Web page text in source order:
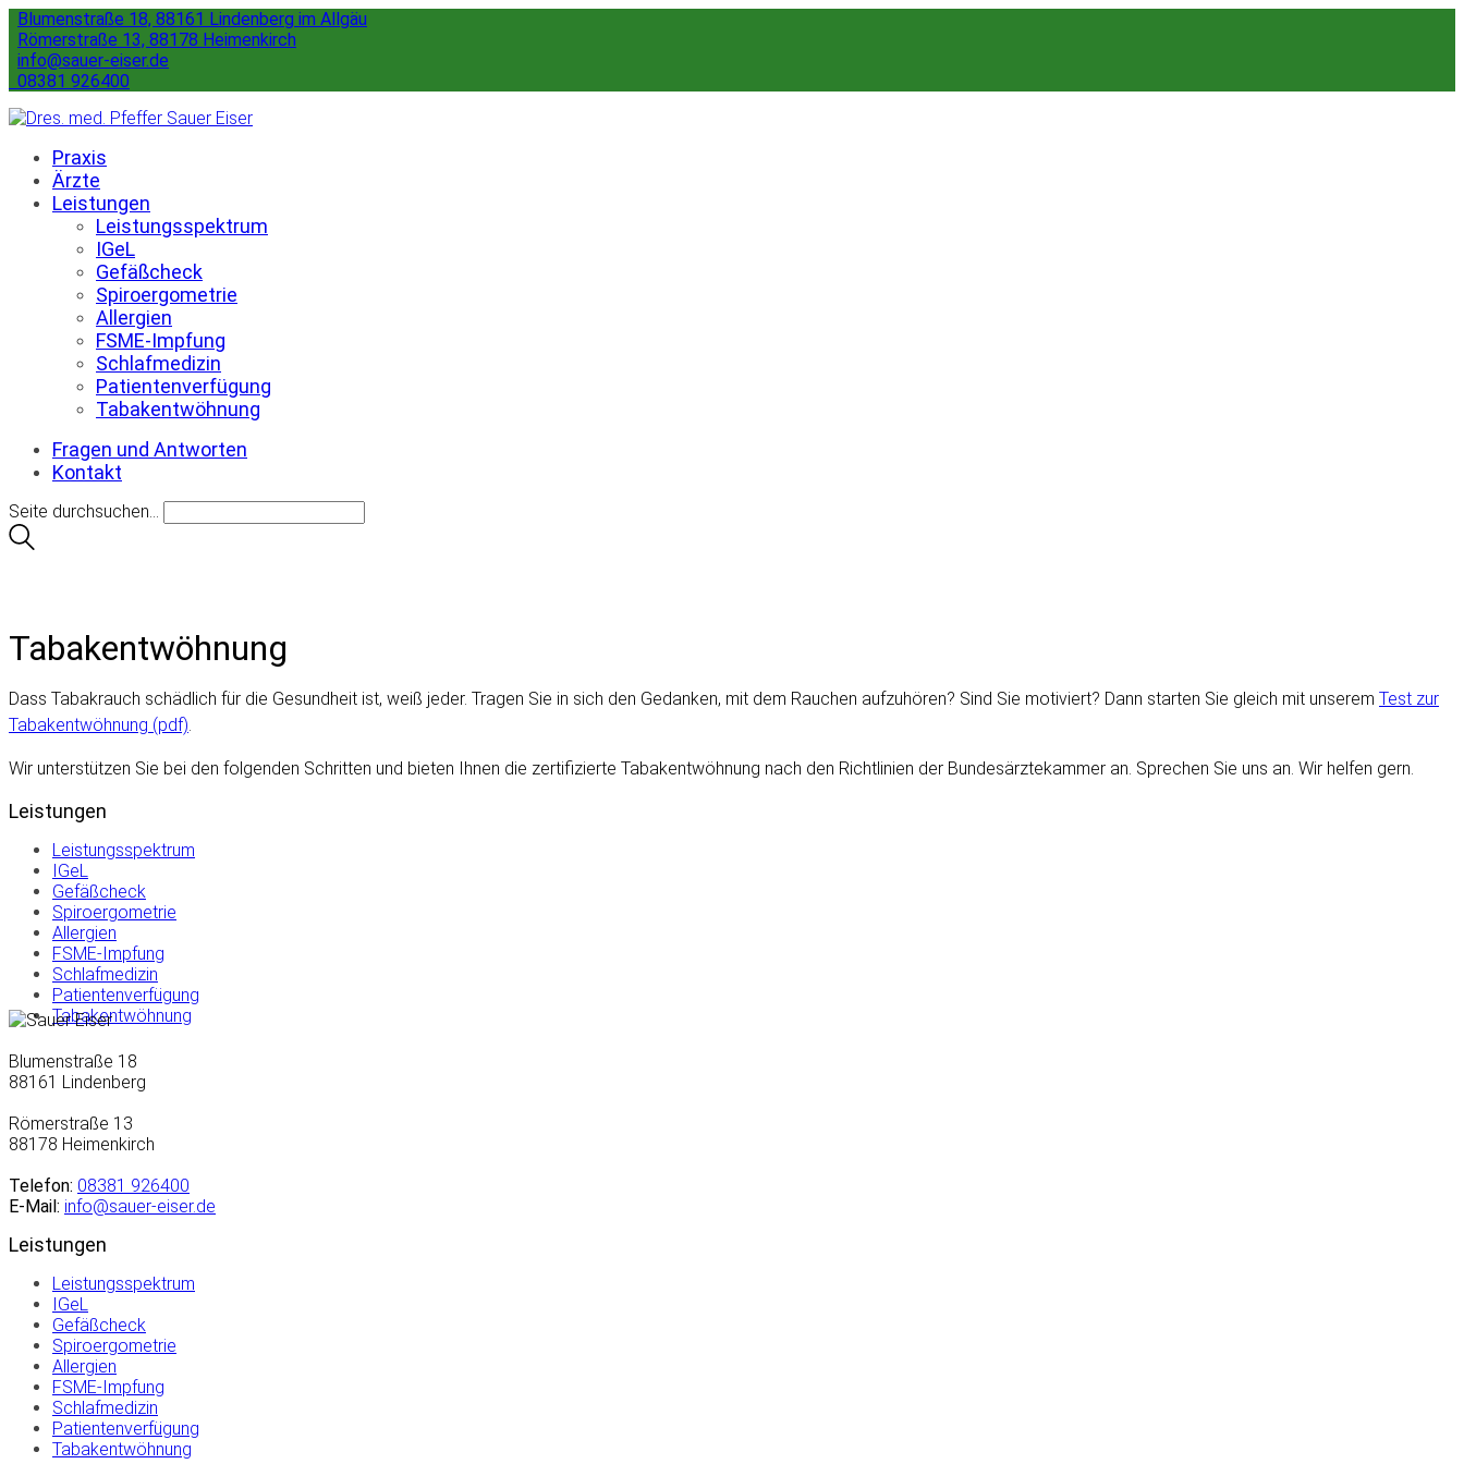
Blumenstraße 18, 88161 Lindenberg im Allgäu
Römerstraße 13, 88178 Heimenkirch
info@sauer-eiser.de
08381 926400
Praxis
Ärzte
Leistungen
Leistungsspektrum
IGeL
Gefäßcheck
Spiroergometrie
Allergien
FSME-Impfung
Schlafmedizin
Patientenverfügung
Tabakentwöhnung
Fragen und Antworten
Kontakt
Seite durchsuchen...
Tabakentwöhnung
Dass Tabakrauch schädlich für die Gesundheit ist, weiß jeder. Tragen Sie in sich den Gedanken, mit dem Rauchen aufzuhören? Sind Sie motiviert? Dann starten Sie gleich mit unserem Test zur
Tabakentwöhnung (pdf).
Wir unterstützen Sie bei den folgenden Schritten und bieten Ihnen die zertifizierte Tabakentwöhnung nach den Richtlinien der Bundesärztekammer an. Sprechen Sie uns an. Wir helfen gern.
Leistungen
Leistungsspektrum
IGeL
Gefäßcheck
Spiroergometrie
Allergien
FSME-Impfung
Schlafmedizin
Patientenverfügung
Tabakentwöhnung
Blumenstraße 18
88161 Lindenberg
Römerstraße 13
88178 Heimenkirch
Telefon: 08381 926400
E-Mail: info@sauer-eiser.de
Leistungen
Leistungsspektrum
IGeL
Gefäßcheck
Spiroergometrie
Allergien
FSME-Impfung
Schlafmedizin
Patientenverfügung
Tabakentwöhnung